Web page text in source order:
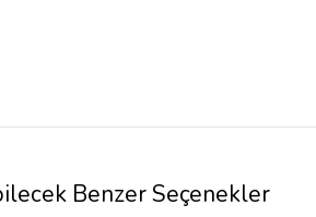
Benzer Seçenekler